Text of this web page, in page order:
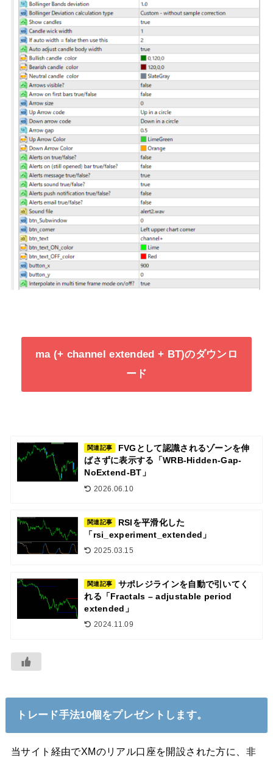
ma (+ channel extended + BT)のダウンロ
ード
関連記事
FVGとして認識されるゾーンを伸
ばさずに表示する「WRB-Hidden-Gap-
NoExtend-BT」
2026.06.10
関連記事
RSIを平滑化した
「rsi_experiment_extended」
2025.03.15
関連記事
サポレジラインを自動で引いてく
れる「Fractals – adjustable period
extended」
2024.11.09
トレード手法10個をプレゼントします。
当サイト経由でXMのリアル口座を開設された方に、非